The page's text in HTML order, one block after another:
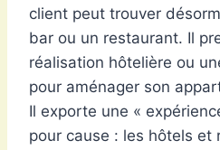
client peut trouver
bar ou un restaurant. Il
réalisation hôtelière ou
pour aménager son
Il exporte une «
pour cause : les hôtels et